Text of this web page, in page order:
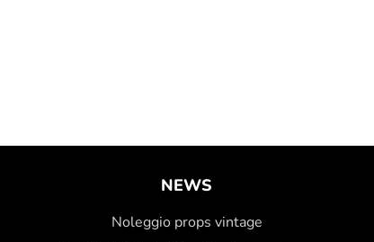
NEWS
Noleggio props vintage